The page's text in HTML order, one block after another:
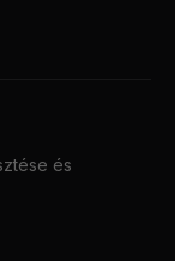
és